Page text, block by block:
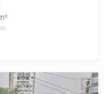
para projetos
ótimo aproveitamento
para área de lazer,
vias da cidade
e valorização